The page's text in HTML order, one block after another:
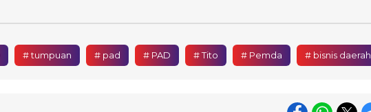
# tumpuan # pad # PAD # Tito # Pemda # bisnis daerah